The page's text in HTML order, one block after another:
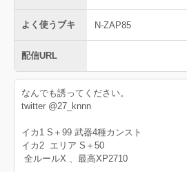
よく使うブキ N-ZAP85
配信URL
なんでも誘ってください。
twitter @27_knnn
イカ1 S＋99 武器4種カンスト
イカ2 エリア S＋50
全ルールX 、最高XP2710